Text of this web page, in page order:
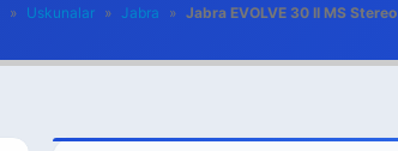
» Uskunalar » Jabra » Jabra EVOLVE 30 II MS Stereo